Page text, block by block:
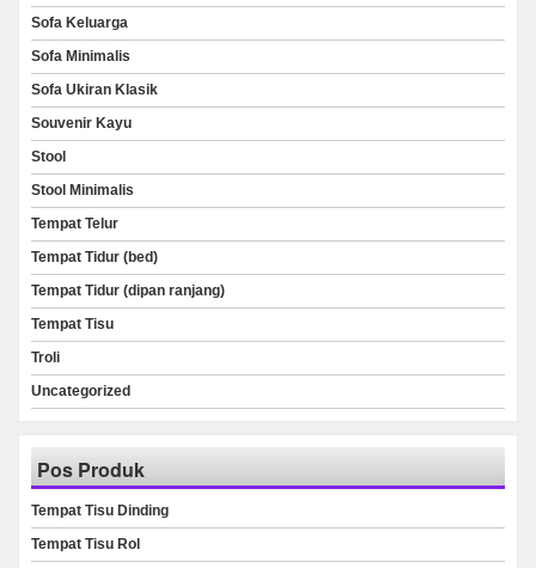
Sofa Keluarga
Sofa Minimalis
Sofa Ukiran Klasik
Souvenir Kayu
Stool
Stool Minimalis
Tempat Telur
Tempat Tidur (bed)
Tempat Tidur (dipan ranjang)
Tempat Tisu
Troli
Uncategorized
Pos Produk
Tempat Tisu Dinding
Tempat Tisu Rol